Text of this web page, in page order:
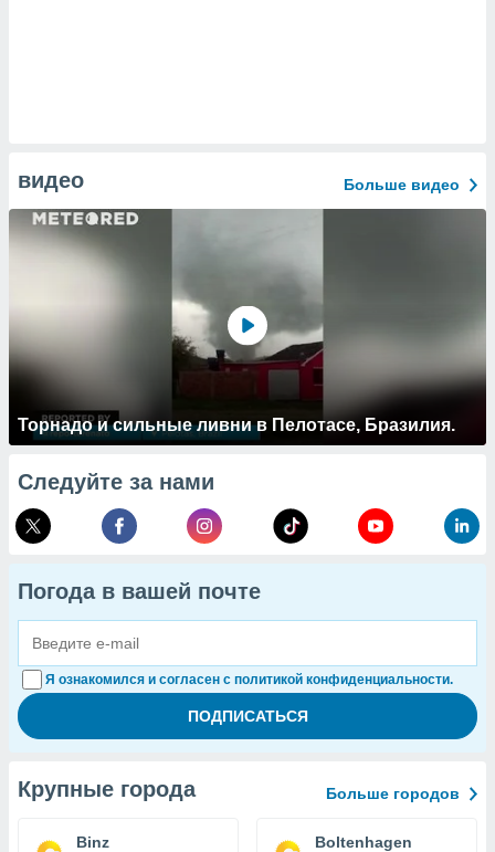
видео Больше видео
Торнадо и сильные ливни в Пелотасе, Бразилия.
Следуйте за нами
Погода в вашей почте
Я ознакомился и согласен с политикой конфиденциальности.
Крупные города Больше городов
Binz Boltenhagen